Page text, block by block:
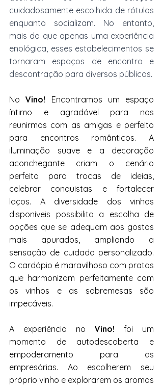
cuidadosamente escolhida de rótulos
enquanto socializam. No entanto,
mais do que apenas uma experiência
enológica, esses estabelecimentos se
tornaram espaços de encontro e
No Vino! Encontramos um espaço
íntimo e agradável para nos
reunirmos com as amigas e perfeito
para encontros românticos. A
iluminação suave e a decoração
aconchegante criam o cenário
perfeito para trocas de ideias,
celebrar conquistas e fortalecer
laços. A diversidade dos vinhos
disponíveis possibilita a escolha de
opções que se adequam aos gostos
mais apurados, ampliando a
sensação de cuidado personalizado.
O cardápio é maravilhoso com pratos
que harmonizam perfeitamente com
os vinhos e as sobremesas são
impecáveis.
A experiência no Vino! foi um
momento de autodescoberta e
empoderamento para as
empresárias. Ao escolherem seu
próprio vinho e explorarem os aromas